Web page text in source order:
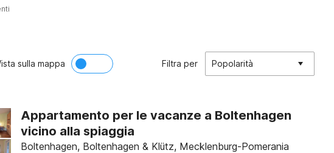
sulla mappa Filtra per Popolarità
Appartamento per le vacanze a Boltenhagen
vicino alla spiaggia
Boltenhagen, Boltenhagen & Klütz, Mecklenburg-Pomerania